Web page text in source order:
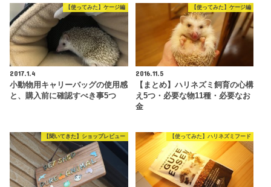
【使ってみた】ケージ編
2017.1.4
小動物用キャリーバッグの使用感
と、購入前に確認すべき事5つ
【使ってみた】ケージ編
2016.11.5
【まとめ】ハリネズミ飼育の心構
え5つ・必要な物11種・必要なお
金
【聞いてきた】ショップレビュー 【使ってみた】ハリネズミフード